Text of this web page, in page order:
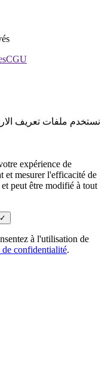
CGU
نستخدم ملفات تعريف
expérience de
et mesurer l'efficacité de
peut être modifié à tout
à l'utilisation de
confidentialité.